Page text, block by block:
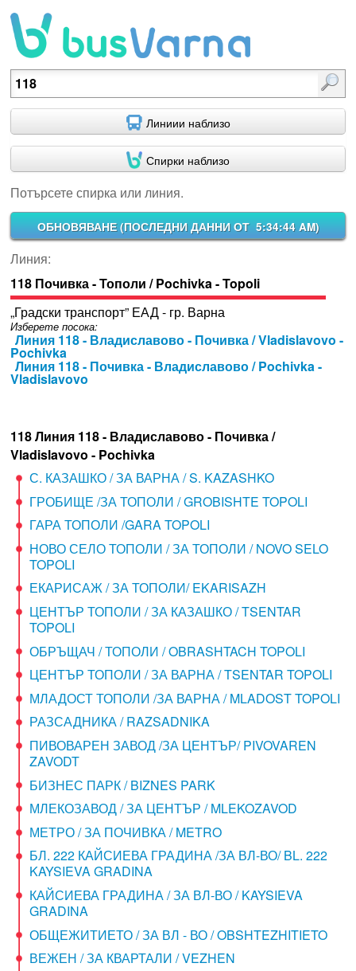
Потърсете спирка или линия.
Линиии наблизо
Спирки наблизо
Потърсете спирка или линия.
ОБНОВЯВАНЕ (ПОСЛЕДНИ ДАННИ ОТ 5:34:44 AM)
Линия:
118 Почивка - Тополи / Pochivka - Topoli
„Градски транспорт” ЕАД - гр. Варна
Изберете посока:
Линия 118 - Владиславово - Почивка / Vladislavovo -
Pochivka
Линия 118 - Почивка - Владиславово / Pochivka -
Vladislavovo
118 Линия 118 - Владиславово - Почивка /
Vladislavovo - Pochivka
С. КАЗАШКО / ЗА ВАРНА / S. KAZASHKO
ГРОБИЩЕ /ЗА ТОПОЛИ / GROBISHTE TOPOLI
ГАРА ТОПОЛИ /GARA TOPOLI
НОВО СЕЛО ТОПОЛИ / ЗА ТОПОЛИ / NOVO SELO
TOPOLI
ЕКАРИСАЖ / ЗА ТОПОЛИ/ EKARISAZH
ЦЕНТЪР ТОПОЛИ / ЗА КАЗАШКО / TSENTAR
TOPOLI
ОБРЪЩАЧ / ТОПОЛИ / OBRASHTACH TOPOLI
ЦЕНТЪР ТОПОЛИ / ЗА ВАРНА / TSENTAR TOPOLI
МЛАДОСТ ТОПОЛИ /ЗА ВАРНА / MLADOST TOPOLI
РАЗСАДНИКА / RAZSADNIKA
ПИВОВАРЕН ЗАВОД /ЗА ЦЕНТЪР/ PIVOVAREN
ZAVODT
БИЗНЕС ПАРК / BIZNES PARK
МЛЕКОЗАВОД / ЗА ЦЕНТЪР / MLEKOZAVOD
МЕТРО / ЗА ПОЧИВКА / METRO
БЛ. 222 КАЙСИЕВА ГРАДИНА /ЗА ВЛ-ВО/ BL. 222
KAYSIEVA GRADINA
КАЙСИЕВА ГРАДИНА / ЗА ВЛ-ВО / KAYSIEVA
GRADINA
ОБЩЕЖИТИЕТО / ЗА ВЛ - ВО / OBSHTEZHITIETO
ВЕЖЕН / ЗА КВАРТАЛИ / VEZHEN